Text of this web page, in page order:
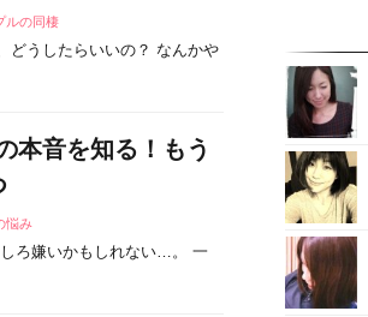
ルの同棲
どうしたらいいの？ なんかや
本音を知る！もう
悩み
ろ嫌いかもしれない…。 一